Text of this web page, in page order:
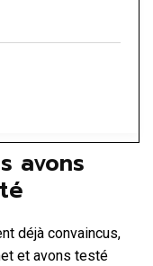
avons
déjà convaincus,
et avons testé